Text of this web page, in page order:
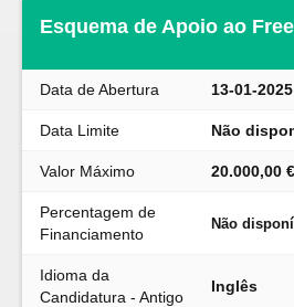
Esquema de Apoio ao
Data de Abertura 13-01-2025
Data Limite Não
Valor Máximo 20.000,00 €
Percentagem de
Financiamento
Não
Idioma da
Candidatura - Antigo
Inglês